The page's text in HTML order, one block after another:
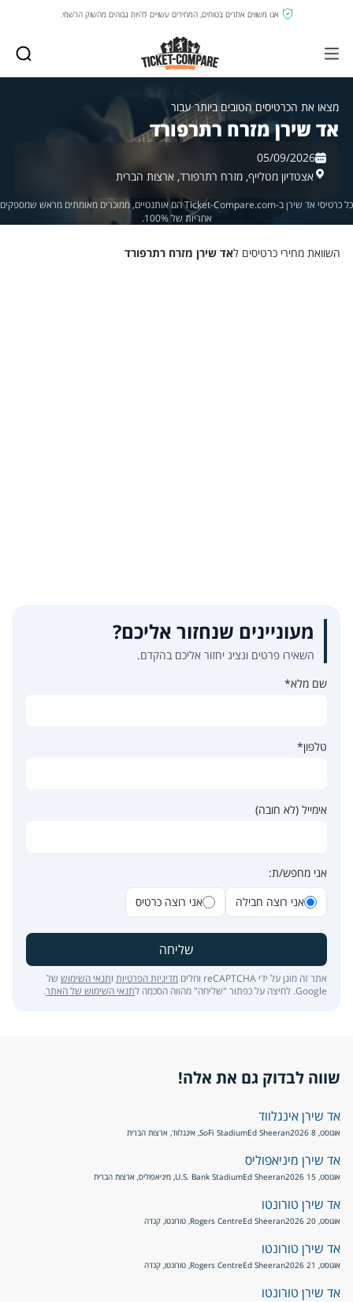
אנו משווים אתרים בטוחים, המחירים עשויים להיות גבוהים מהשוק הרשמי.
מצאו את הכרטיסים הטובים ביותר עבור
אד שירן מזרח רתרפורד
05/09/2026
אצטדיון מטלייף, מזרח רתרפורד, ארצות הברית
כל כרטיסי אד שירן ב-Ticket-Compare.com הם אותנטיים, ממוכרים מאומתים מראש שמספקים
אחריות של 100%.
השוואת מחירי כרטיסים לאד שירן מזרח רתרפורד
מעוניינים שנחזור אליכם?
השאירו פרטים ונציג יחזור אליכם בהקדם.
שם מלא*
טלפון*
אימייל (לא חובה)
אני מחפש/ת:
אני רוצה חבילה
אני רוצה כרטיס
שליחה
אתר זה מוגן על ידי reCAPTCHA וחלים מדיניות הפרטיות ותנאי השימוש של
Google. לחיצה על כפתור "שליחה" מהווה הסכמה ל
תנאי השימוש של האתר.
שווה לבדוק גם את אלה!
אד שירן אינגלווד
אוגוסט, 8 2026 Ed SheeranSoFi Stadium, אינגלווד, ארצות הברית
אד שירן מיניאפוליס
אוגוסט, 15 2026 Ed SheeranU.S. Bank Stadium, מיניאפוליס, ארצות הברית
אד שירן טורונטו
אוגוסט, 20 2026 Ed SheeranRogers Centre, טורונטו, קנדה
אד שירן טורונטו
אוגוסט, 21 2026 Ed SheeranRogers Centre, טורונטו, קנדה
אד שירן טורונטו